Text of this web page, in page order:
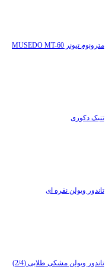
مترونوم تیونر MUSEDO MT-60
تنبک دکوری
تاندور ویولن نقره ای
تاندور ویولن مشکی طلایی (2/4)